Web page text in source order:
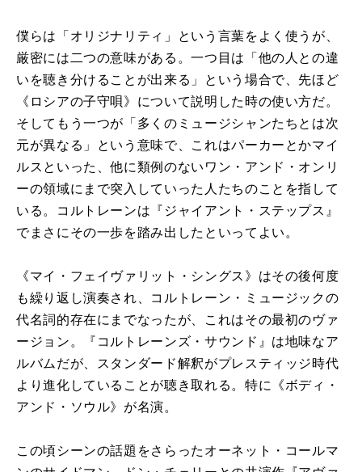
僕らは「オリジナリティ」という言葉をよく使うが、
厳密には二つの意味がある。一つ目は「他の人との違
いを聴き分けることが出来る」という場合で、先ほど
《ロシアの子守唄》について説明した時の使い方だ。
そしてもう一つが「多くのミュージシャンたちとは次
元が異なる」という意味で、これはパーカーとかマイ
ルスといった、他に類例のないワン・アンド・オンリ
ーの領域にまで突入していった人たちのことを指して
いる。コルトレーンは『ジャイアント・ステップス』
でまさにその一歩を踏み出したといってよい。
《マイ・フェイヴァリット・シングス》はその後何度
も繰り返し演奏され、コルトレーン・ミュージックの
代名詞的存在にまでなったが、これはその最初のヴァ
ージョン。『コルトレーンズ・サウンド』は地味なア
ルバムだが、スタンダード解釈がプレスティッジ時代
より進化していることが聴き取れる。特に《ボディ・
アンド・ソウル》が名演。
この頃シーンの話題をさらったオーネット・コールマ